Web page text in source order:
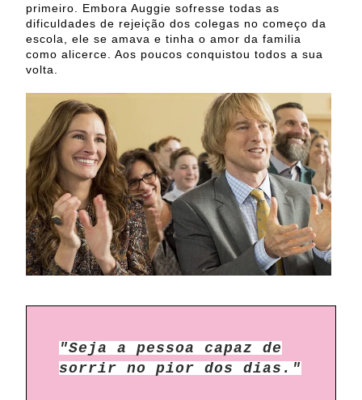
primeiro. Embora Auggie sofresse todas as
dificuldades de rejeição dos colegas no começo da
escola, ele se amava e tinha o amor da familia
como alicerce. Aos poucos conquistou todos a sua
volta.
"Seja a pessoa capaz de
sorrir no pior dos dias."